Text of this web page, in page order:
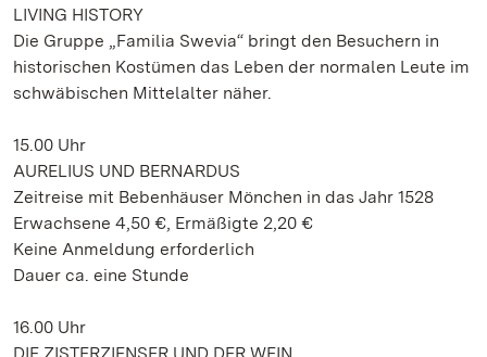
LIVING HISTORY
Die Gruppe „Familia Swevia“ bringt den Besuchern in
historischen Kostümen das Leben der normalen Leute im
schwäbischen Mittelalter näher.
15.00 Uhr
AURELIUS UND BERNARDUS
Zeitreise mit Bebenhäuser Mönchen in das Jahr 1528
Erwachsene 4,50 €, Ermäßigte 2,20 €
Keine Anmeldung erforderlich
Dauer ca. eine Stunde
16.00 Uhr